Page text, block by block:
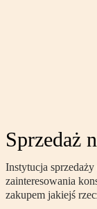
Sprzedaż
Instytucja
zainteresowania
zakupem jakiejś